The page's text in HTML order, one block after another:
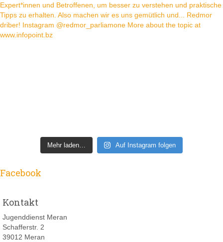
Mehr laden… Auf Instagram folgen
Facebook
Kontakt
Jugenddienst Meran
Schafferstr. 2
39012 Meran